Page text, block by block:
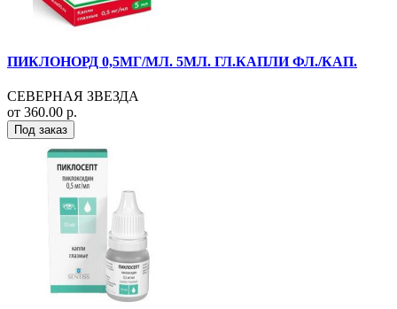
ПИКЛОНОРД 0,5МГ/МЛ. 5МЛ. ГЛ.КАПЛИ ФЛ./КАП.
СЕВЕРНАЯ ЗВЕЗДА
от 360.00 р.
Под заказ